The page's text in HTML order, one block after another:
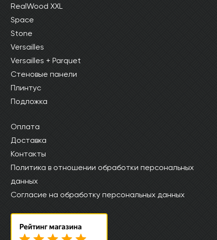
RealWood XXL
Space
Stone
Versailles
Versailles + Parquet
Стеновые панели
Плинтус
Подложка
Оплата
Доставка
Контакты
Политика в отношении обработки персональных
данных
Согласие на обработку персональных данных